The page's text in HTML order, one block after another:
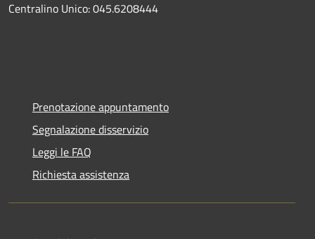
Centralino Unico: 045.6208444
Prenotazione appuntamento
Segnalazione disservizio
Leggi le FAQ
Richiesta assistenza